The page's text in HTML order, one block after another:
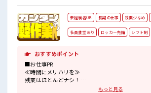
未経験者OK 長期の仕事 残業少なめ
社員食堂あり ロッカー完備 シフト制
おすすめポイント
■お仕事PR
≪時間にメリハリを≫
残業はほとんどナシ！
場合によってはお願いすることもあります♪
もっと見る